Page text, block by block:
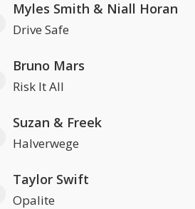
Myles Smith & Niall Horan
Drive Safe
Bruno Mars
Risk It All
Suzan & Freek
Halverwege
Taylor Swift
Opalite